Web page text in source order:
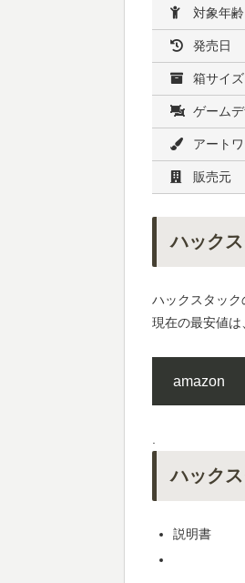
対象年齢
発売日
箱サイズ
ゲーム
アート
販売元
ハック
ハックスタック
現在の最安値は
amazon
.
ハック
説明書